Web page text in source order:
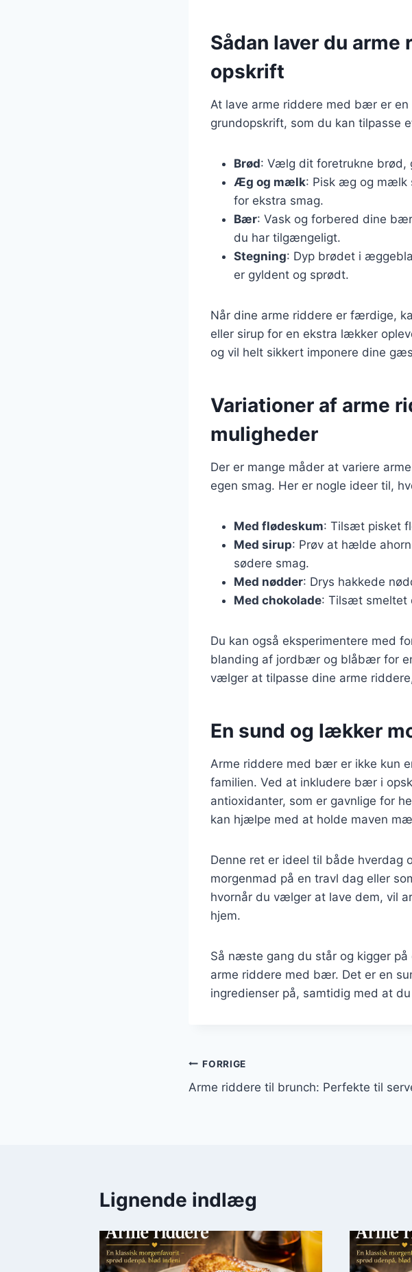
Sådan laver du
opskrift
At lave arme riddere med bær er
grundopskrift, som du kan tilpasse
Brød: Vælg dit foretrukne brød,
Æg og mælk: Pisk æg og mælk
for ekstra smag.
Bær: Vask og forbered dine
du har tilgængeligt.
Stegning: Dyp brødet i
er gyldent og sprødt.
Når dine arme riddere er færdige,
eller sirup for en ekstra lækker
og vil helt sikkert imponere dine
Variationer af arme
muligheder
Der er mange måder at variere
egen smag. Her er nogle ideer til,
Med flødeskum: Tilsæt pisket
Med sirup: Prøv at hælde
sødere smag.
Med nødder: Drys hakkede
Med chokolade: Tilsæt smeltet
Du kan også eksperimentere med
blanding af jordbær og blåbær for
vælger at tilpasse dine arme
En sund og lækker
Arme riddere med bær er ikke kun
familien. Ved at inkludere bær i
antioxidanter, som er gavnlige for
kan hjælpe med at holde maven
Denne ret er ideel til både hverdag
morgenmad på en travl dag eller
hvornår du vælger at lave dem, vil
hjem.
Så næste gang du står og kigger
arme riddere med bær. Det er en
ingredienser på, samtidig med at
Indlægsnavigation
FORRIGE
Arme riddere til brunch: Perfekte til
Lignende indlæg